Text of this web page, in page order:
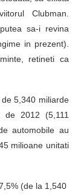
Clubman.
sa-i revina
in prezent).
retineti ca
5,340 miliarde
2012 (5,111
automobile au
milioane unitati
(de la 1,540